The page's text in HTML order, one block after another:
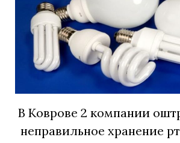
В Коврове 2 компании
неправильное хранение